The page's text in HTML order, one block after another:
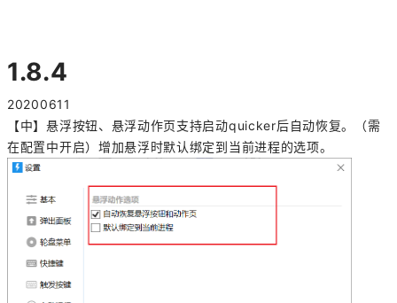
1.8.4
20200611
【中】悬浮按钮、悬浮动作页支持启动quicker后自动恢复。（需
在配置中开启）增加悬浮时默认绑定到当前进程的选项。